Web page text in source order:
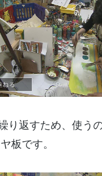
り返すため、使う
板です。